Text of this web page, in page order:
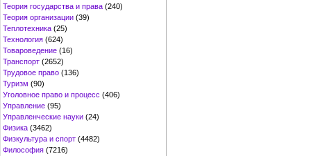
Теория государства и права (240)
Теория организации (39)
Теплотехника (25)
Технология (624)
Товароведение (16)
Транспорт (2652)
Трудовое право (136)
Туризм (90)
Уголовное право и процесс (406)
Управление (95)
Управленческие науки (24)
Физика (3462)
Физкультура и спорт (4482)
Философия (7216)